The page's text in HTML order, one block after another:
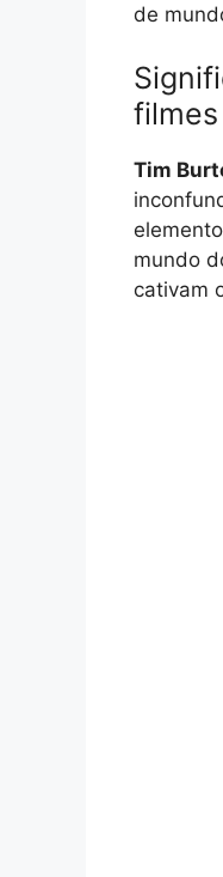
de
Tim
mundo
cativam